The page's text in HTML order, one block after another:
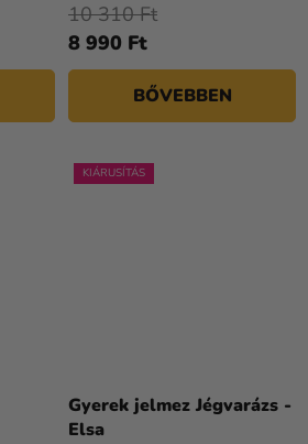
4,1
csillag.
8 990 Ft
10 310 Ft
BŐVEBBEN
KIÁRUSÍTÁS
Gyerek jelmez Jégvarázs -
Elsa